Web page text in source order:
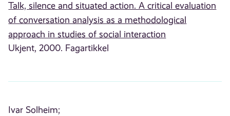
Talk, silence and situated action. A critical evaluation
of conversation analysis as a methodological
approach in studies of social interaction
Ukjent, 2000. Fagartikkel
Ivar Solheim;